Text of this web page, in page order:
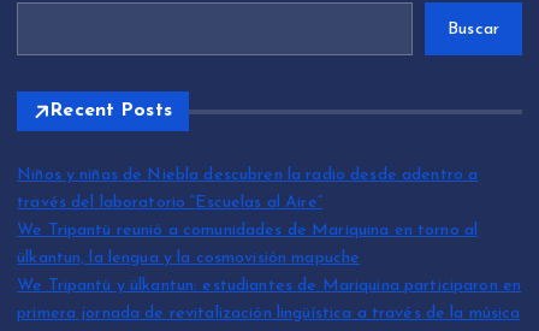
Buscar
Recent Posts
Niños y niñas de Niebla descubren la radio desde adentro a
través del laboratorio “Escuelas al Aire”
We Tripantü reunió a comunidades de Mariquina en torno al
ülkantun, la lengua y la cosmovisión mapuche
We Tripantü y ülkantun: estudiantes de Mariquina participaron en
primera jornada de revitalización lingüística a través de la música